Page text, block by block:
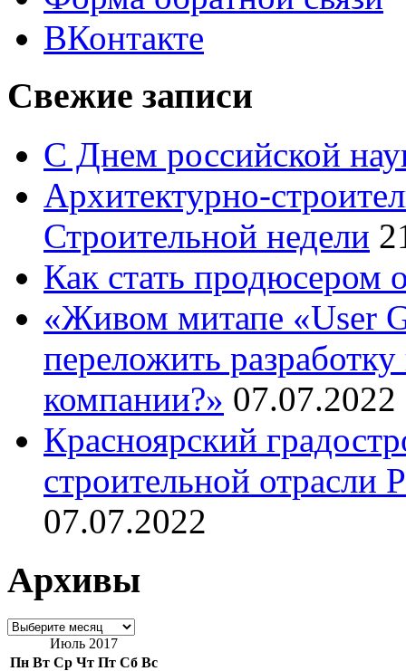
ВКонтакте
Свежие записи
С Днем российской
Архитектурно-
Строительной недели
Как стать продюсером
«Живом митапе «User
переложить
компании?» 07.07.2022
Красноярский
строительной отрасли
07.07.2022
Архивы
Архивы
Июль 2017
Пн Вт Ср Чт Пт Сб Вс